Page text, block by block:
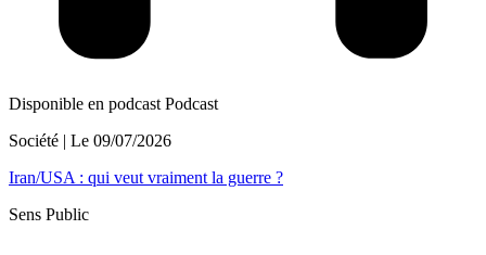
Disponible en podcast Podcast
Société | Le 09/07/2026
Iran/USA : qui veut vraiment la guerre ?
Sens Public